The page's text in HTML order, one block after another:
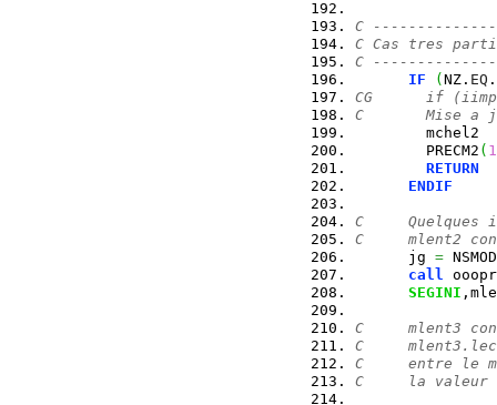
C
C Cas tres
C
IF
(NZ. EQ
CG      if
C       Mise a
        PRECM2
( 1
RETURN
ENDIF
C
C     mlent2
      jg
= NSMOD
call
SEGINI
C     mlent3
C
C     entre le
C     la valeur